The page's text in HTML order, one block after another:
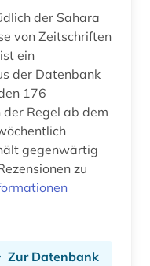
der Sahara
von Zeitschriften
ein
der Datenbank
176
Regel ab dem
gegenwärtig
zu
Zur Datenbank